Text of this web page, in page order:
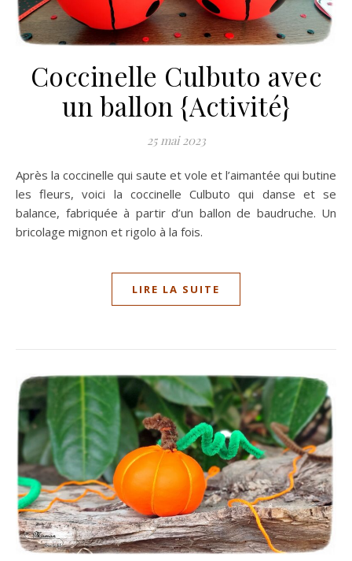
Coccinelle Culbuto avec
un ballon {Activité}
25 mai 2023
Après la coccinelle qui saute et vole et l’aimantée qui butine
les fleurs, voici la coccinelle Culbuto qui danse et se
balance, fabriquée à partir d’un ballon de baudruche. Un
bricolage mignon et rigolo à la fois.
LIRE LA SUITE